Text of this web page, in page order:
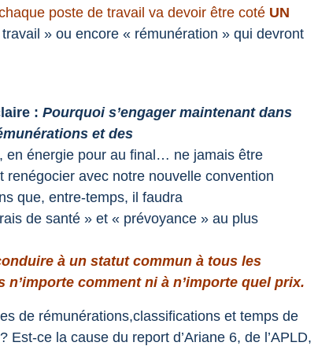
poste de travail va devoir être coté UN
» ou encore « rémunération » qui devront
: Pourquoi s’engager maintenant dans
et des
en énergie pour au final… ne jamais être
renégocier avec notre nouvelle convention
que, entre-temps, il faudra
de santé » et « prévoyance » au plus
à un statut commun à tous les
n’importe comment ni à n’importe quel prix.
de rémunérations,classifications et temps de
Est-ce la cause du report d’Ariane 6, de l’APLD,